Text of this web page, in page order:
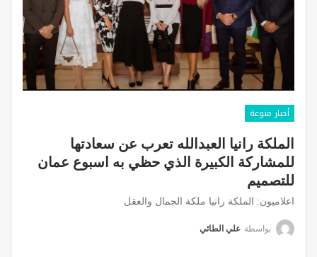
أخبار منوعة
الملكة رانيا العبدالله تعرب عن سعادتها
للمشاركة الكبيرة الذي حظي به اسبوع عمان
للتصميم
اعلاميون: الملكة رانيا ملكة الجمال والعقل
بواسطة علي الطائي